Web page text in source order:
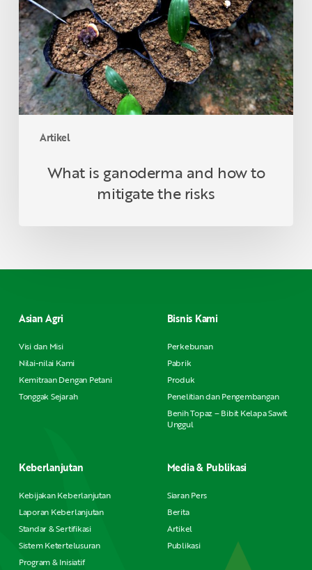
Artikel
how
to
mitigate
the
risks
What is ganoderma and how to
mitigate the risks
Asian Agri
Visi dan Misi
Nilai-nilai Kami
Kemitraan Dengan Petani
Tonggak Sejarah
Bisnis Kami
Perkebunan
Pabrik
Produk
Penelitian dan Pengembangan
Benih Topaz – Bibit Kelapa Sawit
Unggul
Keberlanjutan
Kebijakan Keberlanjutan
Laporan Keberlanjutan
Standar & Sertifikasi
Sistem Ketertelusuran
Program & Inisiatif
Media & Publikasi
Siaran Pers
Berita
Artikel
Publikasi